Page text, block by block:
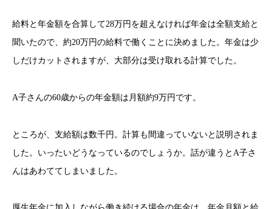
給料と年金額を合算して28万円を超えなければ年金は全額支給と
聞いたので、約20万円の給料で働くことに決めました。年金は少
しだけカットされますが、大部分は受け取れる計算でした。
A子さんの60歳からの年金額は月額約9万円です。
ところが、支給額は数千円。計算も間違っていないと説明されま
した。いったいどうなっているのでしょうか。話が違うとA子さ
んはあわててしまいました。